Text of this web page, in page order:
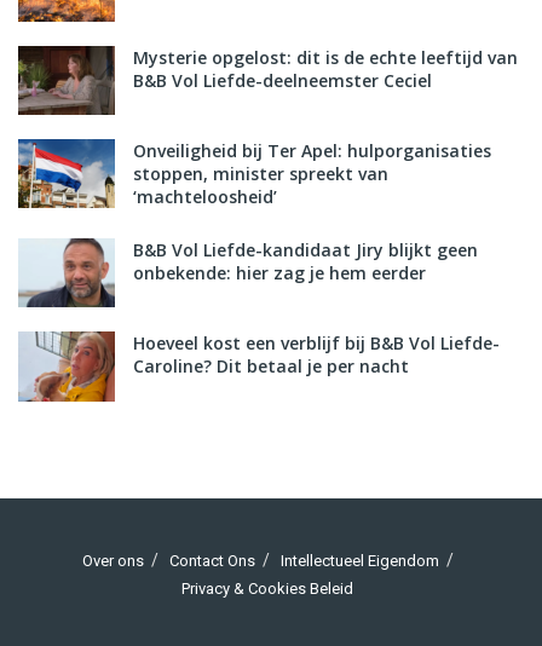
Mysterie opgelost: dit is de echte leeftijd van
B&B Vol Liefde-deelneemster Ceciel
Onveiligheid bij Ter Apel: hulporganisaties
stoppen, minister spreekt van
‘machteloosheid’
B&B Vol Liefde-kandidaat Jiry blijkt geen
onbekende: hier zag je hem eerder
Hoeveel kost een verblijf bij B&B Vol Liefde-
Caroline? Dit betaal je per nacht
Over ons Contact Ons
Intellectueel Eigendom
Privacy & Cookies Beleid